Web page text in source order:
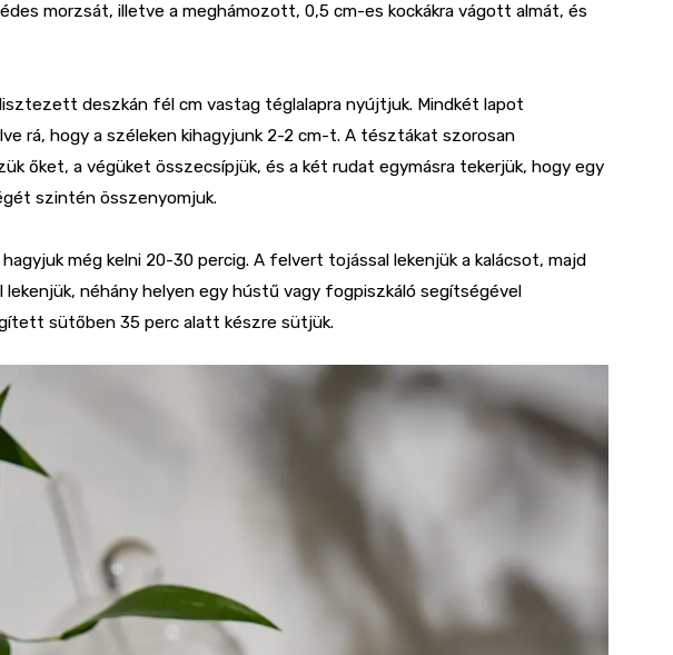
morzsát, illetve a meghámozott, 0,5 cm-es kockákra vágott almát, és
deszkán fél cm vastag téglalapra nyújtjuk. Mindkét lapot
rá, hogy a széleken kihagyjunk 2-2 cm-t. A tésztákat szorosan
őket, a végüket összecsípjük, és a két rudat egymásra tekerjük, hogy egy
szintén összenyomjuk.
még kelni 20-30 percig. A felvert tojással lekenjük a kalácsot, majd
lekenjük, néhány helyen egy hústű vagy fogpiszkáló segítségével
sütőben 35 perc alatt készre sütjük.